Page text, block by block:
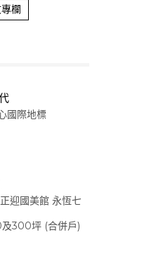
欄
國際地標
迎國美館 永恆七
300坪 (合併戶)